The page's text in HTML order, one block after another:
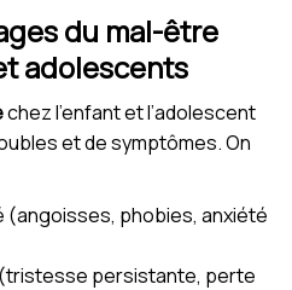
du mal-être
adolescents
chez l’enfant et l’adolescent
et de symptômes. On
(angoisses, phobies, anxiété
persistante, perte